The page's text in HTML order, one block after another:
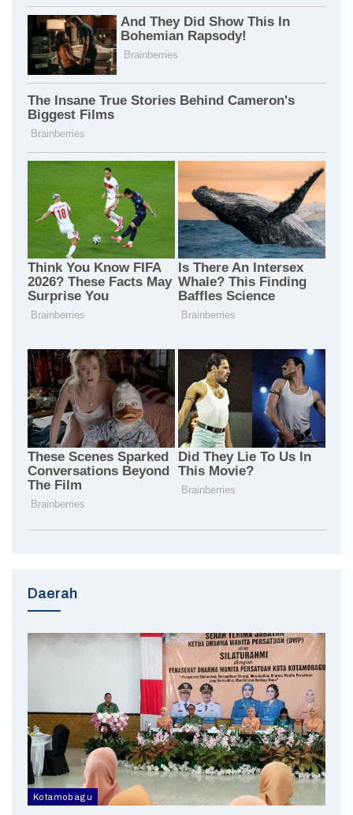
Daerah
Kotamobagu